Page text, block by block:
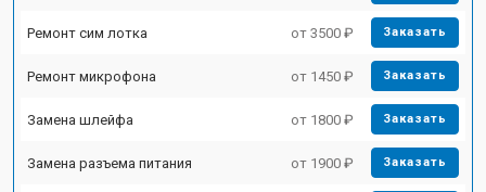
Ремонт сим лотка от 3500 ₽ Заказать
Ремонт микрофона от 1450 ₽ Заказать
Замена шлейфа от 1800 ₽ Заказать
Замена разъема питания от 1900 ₽ Заказать